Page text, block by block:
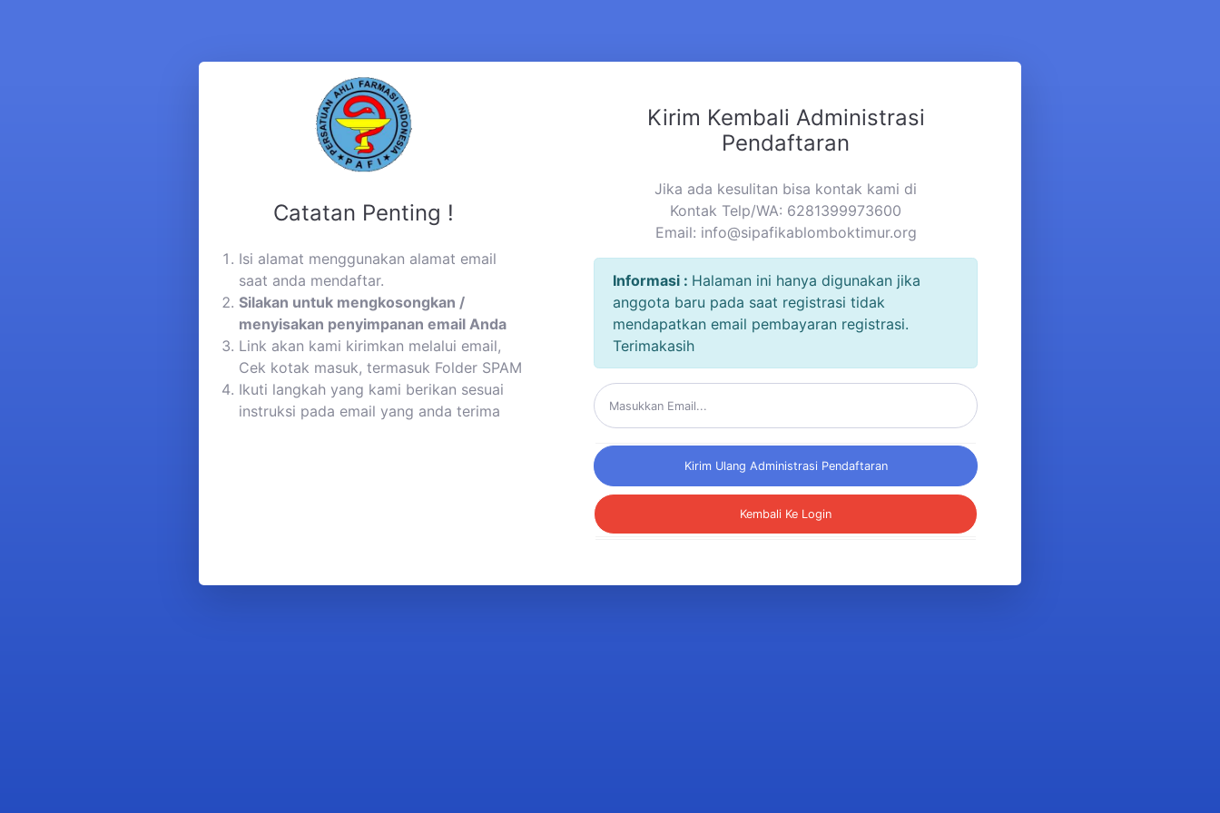
Catatan Penting !
Isi alamat menggunakan alamat email
saat anda mendaftar.
Silakan untuk mengkosongkan /
menyisakan penyimpanan email Anda
Link akan kami kirimkan melalui email,
Cek kotak masuk, termasuk Folder SPAM
Ikuti langkah yang kami berikan sesuai
instruksi pada email yang anda terima
Kirim Kembali Administrasi
Pendaftaran
Jika ada kesulitan bisa kontak kami di
Kontak Telp/WA: 6281399973600
Email: info@sipafikablomboktimur.org
Informasi : Halaman ini hanya digunakan jika
anggota baru pada saat registrasi tidak
mendapatkan email pembayaran registrasi.
Terimakasih
Kirim Ulang Administrasi Pendaftaran
Kembali Ke Login